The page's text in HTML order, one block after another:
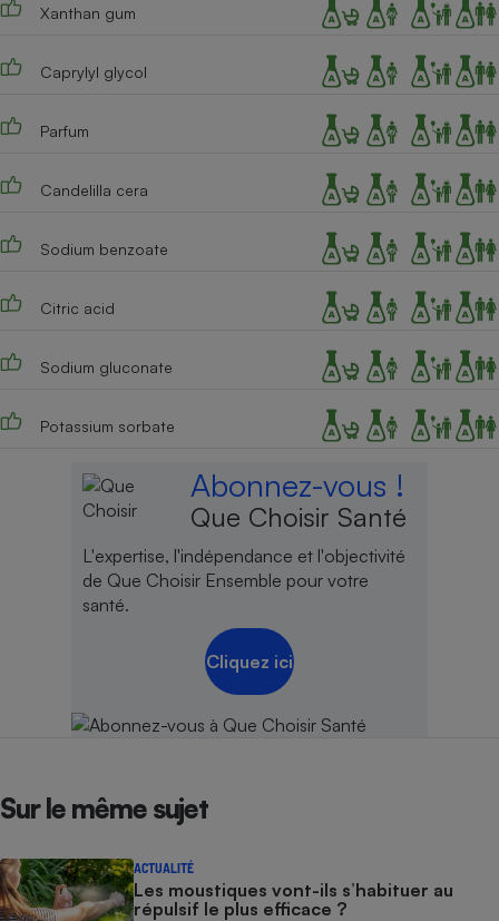
Xanthan gum
Caprylyl glycol
Parfum
Candelilla cera
Sodium benzoate
Citric acid
Sodium gluconate
Potassium sorbate
Abonnez-vous !
Que Choisir Santé
L'expertise, l'indépendance et l'objectivité
de Que Choisir Ensemble pour votre
santé.
Cliquez ici
Sur le même sujet
ACTUALITÉ
Les moustiques vont-ils s’habituer au
répulsif le plus efficace ?